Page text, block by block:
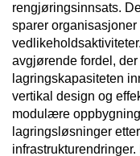
rengjøringsinnsats.
sparer
avgjørende fordel,
lagringskapasiteten
vertikal design og
modulære
lagringsløsninger